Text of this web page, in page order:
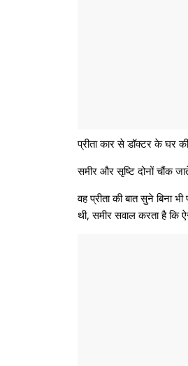
प्रीता कार से डॉक्टर के घर
समीर और सृष्टि दोनों चौंक
वह प्रीता की बात सुने बिना
थी, समीर सवाल करता है कि